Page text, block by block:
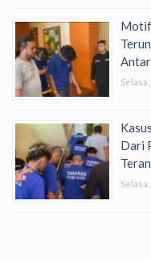
Motif
Dari